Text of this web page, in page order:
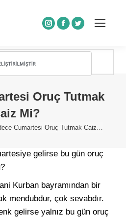
Instagram
Facebook
Twitter
Oruç Tutmak
Mi?
Cumartesi Oruç Tutmak Caiz…
gelirse bu gün oruç
Kurban bayramından bir
mendubdur, çok sevabdır.
gelirse yalnız bu gün oruç